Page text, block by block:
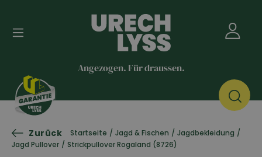
Angezogen. Für draussen.
Zurück Startseite / Jagd & Fischen / Jagdbekleidung /
Jagd Pullover / Strickpullover Rogaland (8726)